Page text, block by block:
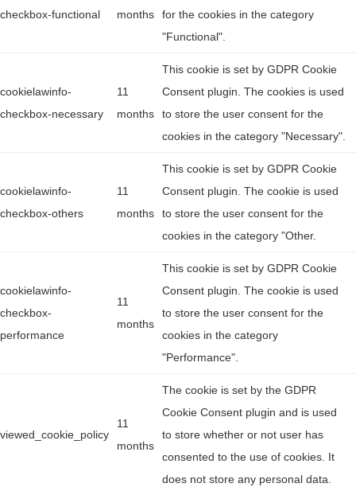
checkbox-functional
months
for the cookies in the category
"Functional".
cookielawinfo-
checkbox-necessary
11
months
This cookie is set by GDPR Cookie
Consent plugin. The cookies is used
to store the user consent for the
cookies in the category "Necessary".
cookielawinfo-
checkbox-others
11
months
This cookie is set by GDPR Cookie
Consent plugin. The cookie is used
to store the user consent for the
cookies in the category "Other.
cookielawinfo-
checkbox-
performance
11
months
This cookie is set by GDPR Cookie
Consent plugin. The cookie is used
to store the user consent for the
cookies in the category
"Performance".
viewed_cookie_policy
11
months
The cookie is set by the GDPR
Cookie Consent plugin and is used
to store whether or not user has
consented to the use of cookies. It
does not store any personal data.